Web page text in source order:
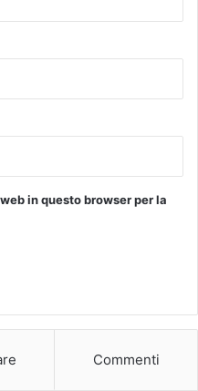
in questo browser per la
Commenti